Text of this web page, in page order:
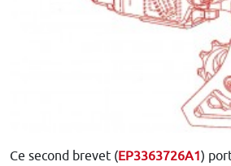
Ce second brevet (EP3363726A1)